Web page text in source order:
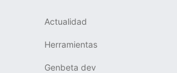
Actualidad
Herramientas
Genbeta dev